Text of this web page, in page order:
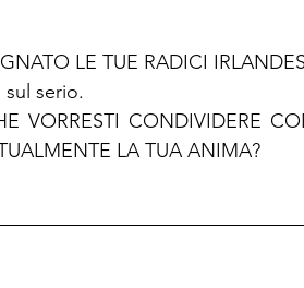
LE TUE RADICI
serio.
VORRESTI CONDIVIDERE
LA TUA ANIMA?